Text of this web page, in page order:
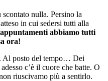
nulla. Persino la
in cui sedersi tutti alla
appuntamenti abbiamo tutti
ora!
Al posto del tempo… Dei
c’è il cuore che batte. O
riuscivamo più a sentirlo.